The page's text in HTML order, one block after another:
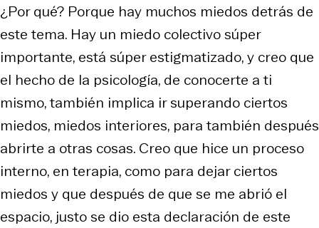
¿Por qué? Porque hay muchos miedos detrás de
este tema. Hay un miedo colectivo súper
importante, está súper estigmatizado, y creo que
el hecho de la psicología, de conocerte a ti
mismo, también implica ir superando ciertos
miedos, miedos interiores, para también después
abrirte a otras cosas. Creo que hice un proceso
interno, en terapia, como para dejar ciertos
miedos y que después de que se me abrió el
espacio, justo se dio esta declaración de este